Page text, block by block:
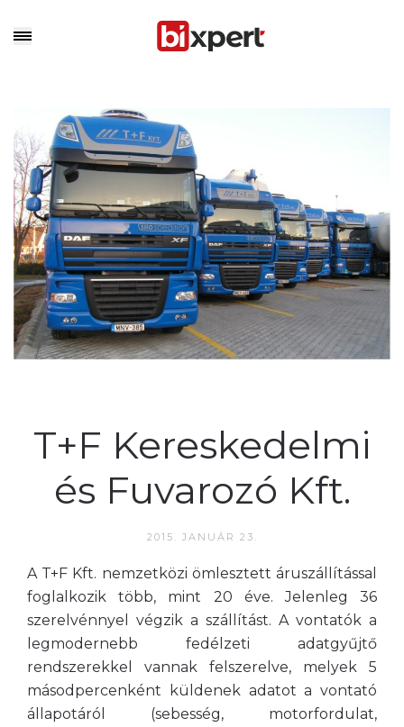
T+F Kereskedelmi
és Fuvarozó Kft.
2015. JANUÁR 23.
A T+F Kft. nemzetközi ömlesztett áruszállítással
foglalkozik több, mint 20 éve. Jelenleg 36
szerelvénnyel végzik a szállítást. A vontatók a
legmodernebb fedélzeti adatgyűjtő
rendszerekkel vannak felszerelve, melyek 5
másodpercenként küldenek adatot a vontató
állapotáról (sebesség, motorfordulat,